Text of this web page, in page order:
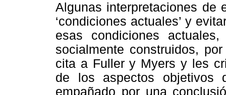
Algunas interpretaciones de
‘condiciones actuales’ y
esas condiciones
socialmente construidos,
cita a Fuller y Myers y les
de los aspectos objetivos
empañado por una